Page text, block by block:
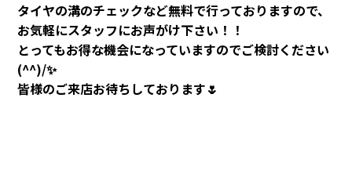
タイヤの溝のチェックなど無料で行っておりますので、
お気軽にスタッフにお声がけ下さい！！
とってもお得な機会になっていますのでご検討ください
(^^)/✨
皆様のご来店お待ちしております🌷